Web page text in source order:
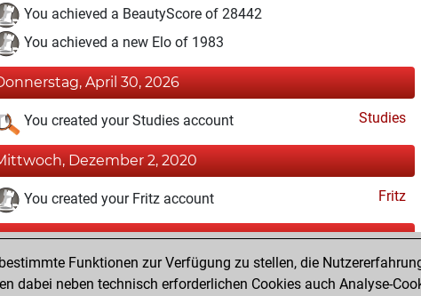
You achieved a BeautyScore of 28442
You achieved a new Elo of 1983
April 30, 2026
You created your Studies account Studies
Dezember 2, 2020
You created your Fritz account Fritz
März 6, 2018
You played 7 blitz games
Play
Funktionen zur Verfügung zu stellen, die
dabei neben technisch erforderlichen Cookies auch Analyse-